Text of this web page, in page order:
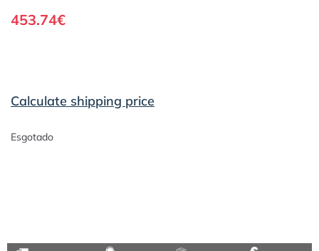
453.74€
Calculate shipping price
Esgotado